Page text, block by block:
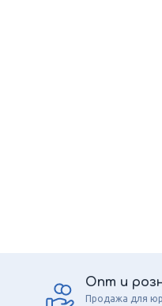
Опт и
Продажа для